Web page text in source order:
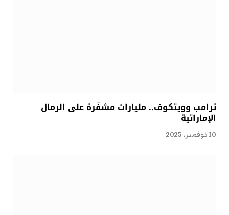
ترامب وويتكوف.. مليارات مشفّرة على الرمال
الإماراتية
10 نوفمبر، 2025